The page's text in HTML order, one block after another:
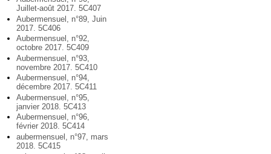
Juillet-août 2017. 5C407
Aubermensuel, n°89, Juin
2017. 5C406
Aubermensuel, n°92,
octobre 2017. 5C409
Aubermensuel, n°93,
novembre 2017. 5C410
Aubermensuel, n°94,
décembre 2017. 5C411
Aubermensuel, n°95,
janvier 2018. 5C413
Aubermensuel, n°96,
février 2018. 5C414
aubermensuel, n°97, mars
2018. 5C415